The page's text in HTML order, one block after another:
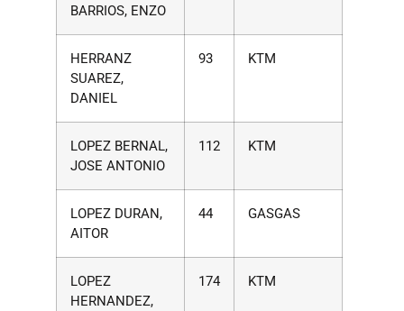
BARRIOS, ENZO
HERRANZ
SUAREZ,
DANIEL
93 KTM
LOPEZ BERNAL,
JOSE ANTONIO
112 KTM
LOPEZ DURAN,
AITOR
44 GASGAS
LOPEZ
HERNANDEZ,
174 KTM